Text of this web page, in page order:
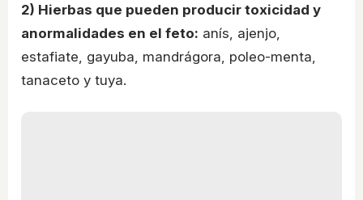
2) Hierbas que pueden producir toxicidad y
anormalidades en el feto: anís, ajenjo,
estafiate, gayuba, mandrágora, poleo-menta,
tanaceto y tuya.